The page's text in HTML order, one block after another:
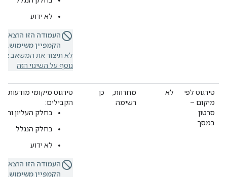
לא ידוע
העמודה הזו
הקמפיין משימוש.
לא תיצור את המשאב או
נוסף על השינוי הזה
טירגוט לפי
מיקום –
סרטון
במסך
לא
מחרוזת,
רשימה
כן
טירגוט מיקומי מודעות
הקבילים:
בחלק העליון
בחלק הנגלל
לא ידוע
העמודה הזו
הקמפיין משימוש.